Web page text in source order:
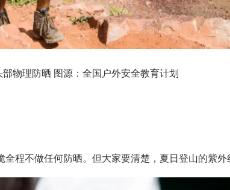
物理防晒 图源：全国户外安全教育计划
程不做任何防晒。但大家要清楚，夏日登山的紫外